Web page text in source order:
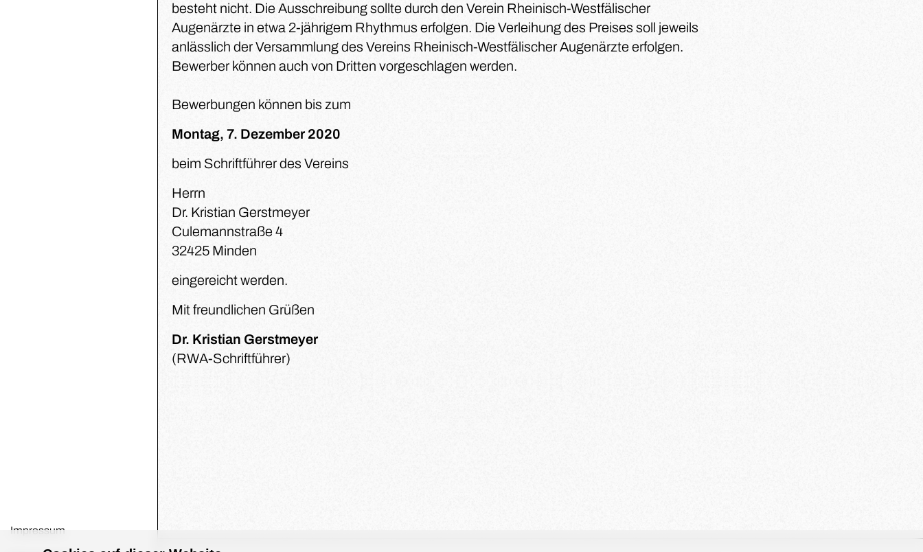
Impressum
besteht nicht. Die Ausschreibung sollte durch den Verein Rheinisch-Westfälischer
Augenärzte in etwa 2-jährigem Rhythmus erfolgen. Die Verleihung des Preises soll jeweils
anlässlich der Versammlung des Vereins Rheinisch-Westfälischer Augenärzte erfolgen.
Bewerber können auch von Dritten vorgeschlagen werden.
Bewerbungen können bis zum
Montag, 7. Dezember 2020
beim Schriftführer des Vereins
Herrn
Dr. Kristian Gerstmeyer
Culemannstraße 4
32425 Minden
eingereicht werden.
Mit freundlichen Grüßen
Dr. Kristian Gerstmeyer
(RWA-Schriftführer)